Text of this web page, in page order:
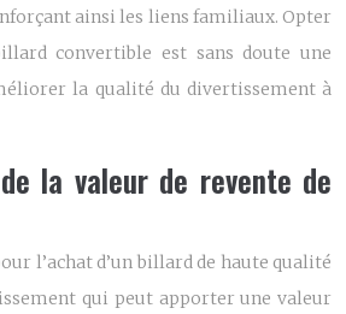
ainsi les liens familiaux. Opter
convertible est sans doute une
la qualité du divertissement à
la valeur de revente de
l’achat d’un billard de haute qualité
qui peut apporter une valeur